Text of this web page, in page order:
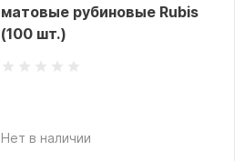
матовые рубиновые Rubis
(100 шт.)
Нет в наличии